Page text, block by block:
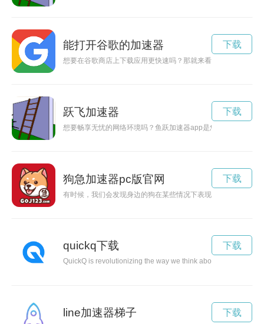
能打开谷歌的加速器
想要在谷歌商店上下载应用更快速吗？那就来看看谷歌商店加速
下载
跃飞加速器
想要畅享无忧的网络环境吗？鱼跃加速器app是您的不二选择
下载
狗急加速器pc版官网
有时候，我们会发现身边的狗在某些情况下表现得特别急躁，
下载
quickq下载
QuickQ is revolutionizing the way we think about fast food.
下载
line加速器梯子 下载